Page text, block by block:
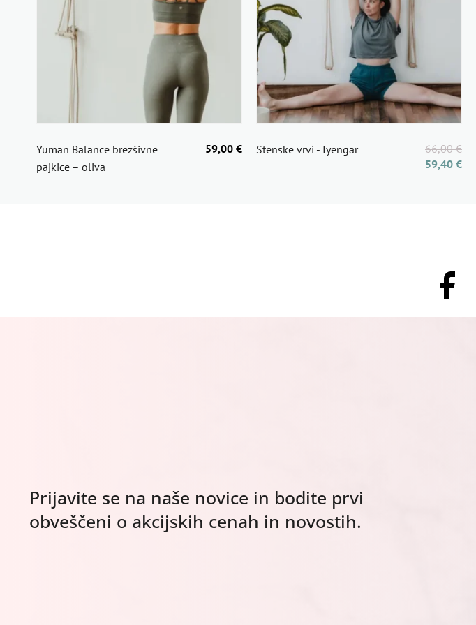
Yuman Balance brezšivne
pajkice – oliva
59,00 € Stenske vrvi - Iyengar
66,00 €
59,40 €
Prijavite se na naše novice in bodite prvi
obveščeni o akcijskih cenah in novostih.